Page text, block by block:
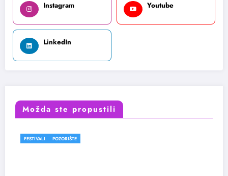
Instagram Youtube
LinkedIn
Možda ste propustili